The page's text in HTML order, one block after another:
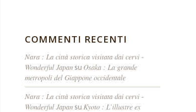
COMMENTI RECENTI
Nara : La città storica visitata dai cervi -
Wonderful Japan su Osaka : La grande
metropoli del Giappone occidentale
Nara : La città storica visitata dai cervi -
Wonderful Japan su Kyoto : L’illustre ex